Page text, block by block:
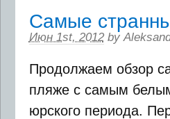
Самые
Июн 1st, 2012 by
Продолжаем обзор
пляже с самым
юрского периода.